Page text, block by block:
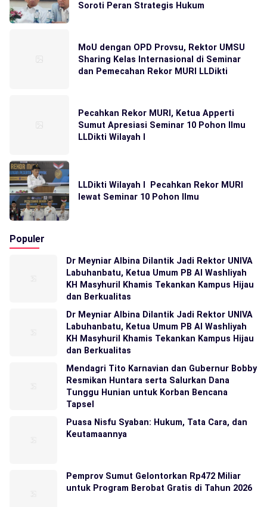
Soroti Peran Strategis Hukum
MoU dengan OPD Provsu, Rektor UMSU
Sharing Kelas Internasional di Seminar
dan Pemecahan Rekor MURI LLDikti
Pecahkan Rekor MURI, Ketua Apperti
Sumut Apresiasi Seminar 10 Pohon Ilmu
LLDikti Wilayah I
LLDikti Wilayah I Pecahkan Rekor MURI
lewat Seminar 10 Pohon Ilmu
Populer
Dr Meyniar Albina Dilantik Jadi Rektor UNIVA
Labuhanbatu, Ketua Umum PB Al Washliyah
KH Masyhuril Khamis Tekankan Kampus Hijau
dan Berkualitas
Dr Meyniar Albina Dilantik Jadi Rektor UNIVA
Labuhanbatu, Ketua Umum PB Al Washliyah
KH Masyhuril Khamis Tekankan Kampus Hijau
dan Berkualitas
Mendagri Tito Karnavian dan Gubernur Bobby
Resmikan Huntara serta Salurkan Dana
Tunggu Hunian untuk Korban Bencana
Tapsel
Puasa Nisfu Syaban: Hukum, Tata Cara, dan
Keutamaannya
Pemprov Sumut Gelontorkan Rp472 Miliar
untuk Program Berobat Gratis di Tahun 2026